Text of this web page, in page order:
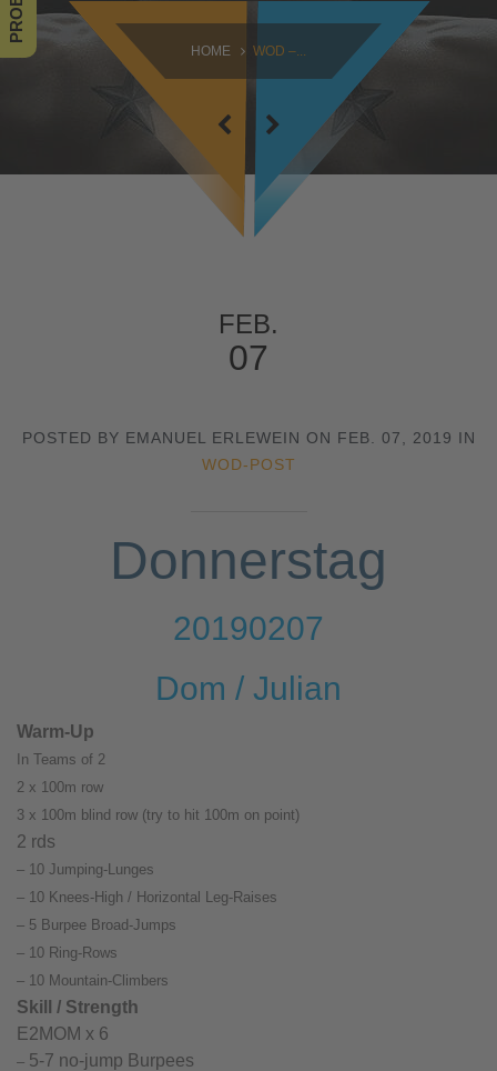
10:30 - 14:00
HOME WOD –...
FEB.
07
POSTED BY EMANUEL ERLEWEIN ON FEB. 07, 2019 IN
WOD-POST
Donnerstag
20190207
Dom / Julian
Warm-Up
In Teams of 2
2 x 100m row
3 x 100m blind row (try to hit 100m on point)
2 rds
– 10 Jumping-Lunges
– 10 Knees-High / Horizontal Leg-Raises
– 5 Burpee Broad-Jumps
– 10 Ring-Rows
– 10 Mountain-Climbers
Skill / Strength
E2MOM x 6
– 5-7 no-jump Burpees